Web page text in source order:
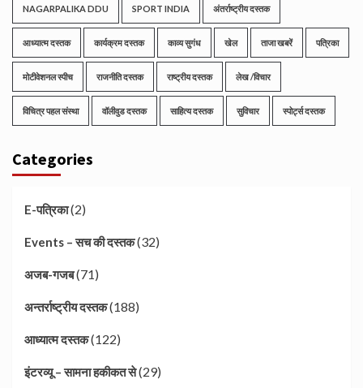
NAGARPALIKA DDU SPORT INDIA अंतर्राष्ट्रीय दस्तक
आध्यात्म दस्तक कार्यक्रम दस्तक काव्य सुगंध खेल ताजा खबरें पत्रिका
मोटीवेशनल स्पीच राजनीति दस्तक राष्ट्रीय दस्तक लेख /विचार
विचित्र पहल संस्था वॉलीवुड दस्तक साहित्य दस्तक सुविचार स्पोर्ट्स दस्तक
Categories
E-पत्रिका(2)
Events – सच की दस्तक(32)
अजब-गजब(71)
अन्तर्राष्ट्रीय दस्तक(188)
आध्यात्म दस्तक(122)
इंटरव्यू – सामना हकीकत से(29)